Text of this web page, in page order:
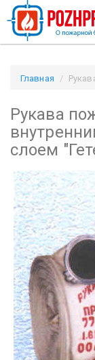
Главная
Рукава
слоем